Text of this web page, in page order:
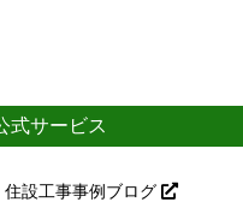
式サービス
住設工事事例ブログ